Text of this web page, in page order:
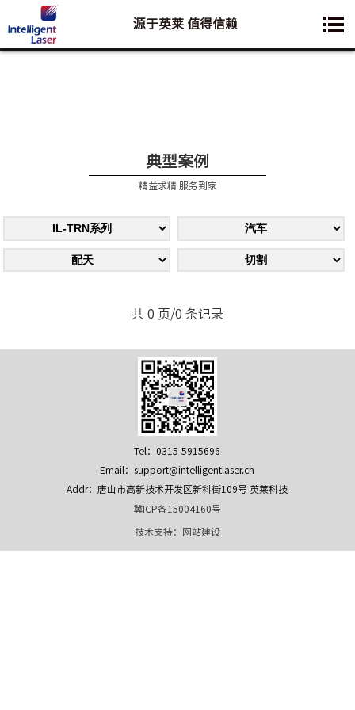
您想要了解的业务是:
源于英莱 值得信赖
典型案例
精益求精 服务到家
共 0 页/0 条记录
Tel：0315-5915696
Email：support@intelligentlaser.cn
Addr：唐山市高新技术开发区新科街109号 英莱科技
冀ICP备15004160号
技术支持： 网站建设